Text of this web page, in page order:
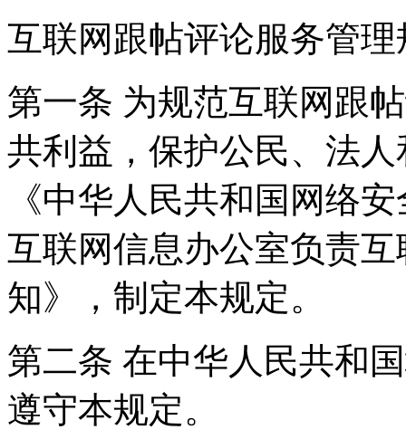
互联网跟帖评论服务管理
第一条 为规范互联网跟
共利益，保护公民、法
《中华人民共和国网络
互联网信息办公室负责
知》，制定本规定。
第二条 在中华人民共和
遵守本规定。